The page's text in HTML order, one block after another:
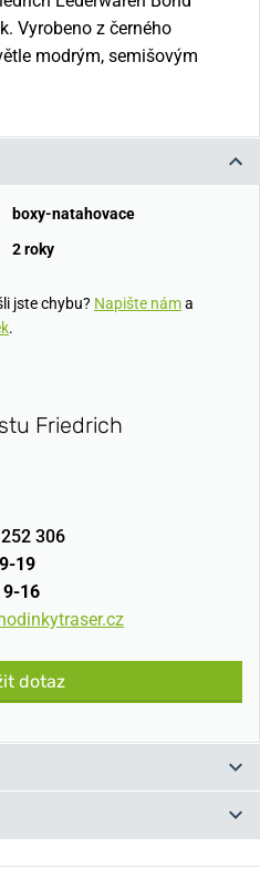
Vyrobeno z černého
modrým, semišovým
boxy-natahovace
2 roky
jste chybu? Napište náma
.
Friedrich
306
9-19
9-16
dotaz
nám komentář